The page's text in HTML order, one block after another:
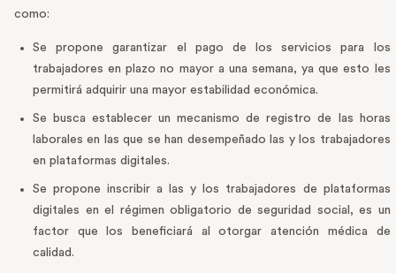
como:
Se propone garantizar el pago de los servicios para los
trabajadores en plazo no mayor a una semana, ya que esto les
permitirá adquirir una mayor estabilidad económica.
Se busca establecer un mecanismo de registro de las horas
laborales en las que se han desempeñado las y los trabajadores
en plataformas digitales.
Se propone inscribir a las y los trabajadores de plataformas
digitales en el régimen obligatorio de seguridad social, es un
factor que los beneficiará al otorgar atención médica de
calidad.